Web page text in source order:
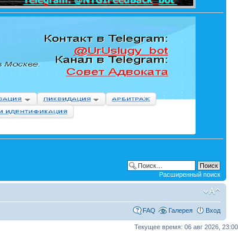
Расширенный поиск
FAQ Галерея Вход
Текущее время: 06 авг 2026, 23:00